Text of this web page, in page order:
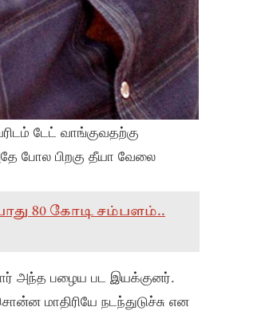
டேட் வாங்குவதற்கு
போல பிறகு தீயா வேலை
80 கோடி சம்பளம்..
அந்த பழைய பட இயக்குனர்.
மாதிரியே நடந்துடுச்சு என